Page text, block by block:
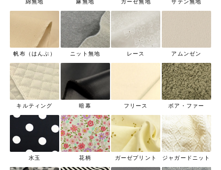
綿無地 麻無地 ガーゼ無地 サテン無地
帆布（はんぷ） ニット無地 レース アムンゼン
キルティング 暗幕 フリース ボア・ファー
水玉 花柄 ガーゼプリント ジャガードニット